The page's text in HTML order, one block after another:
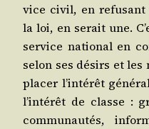
vice civil, en refu­sant
la loi, en serait une.
ser­vice natio­nal en
selon ses dési­rs et
pla­cer l’intérêt
l’intérêt de classe :
com­mu­nau­tés,